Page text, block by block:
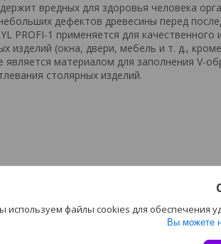
вредных для здоровья человека
дефектов древесины перед
PROFI-1 применяется для
изделий (окна, двери, мебель и т. д.,
является материалом для заполнения V-
столярных изделий.
используем файлы cookies для обеспечения
Вы можете